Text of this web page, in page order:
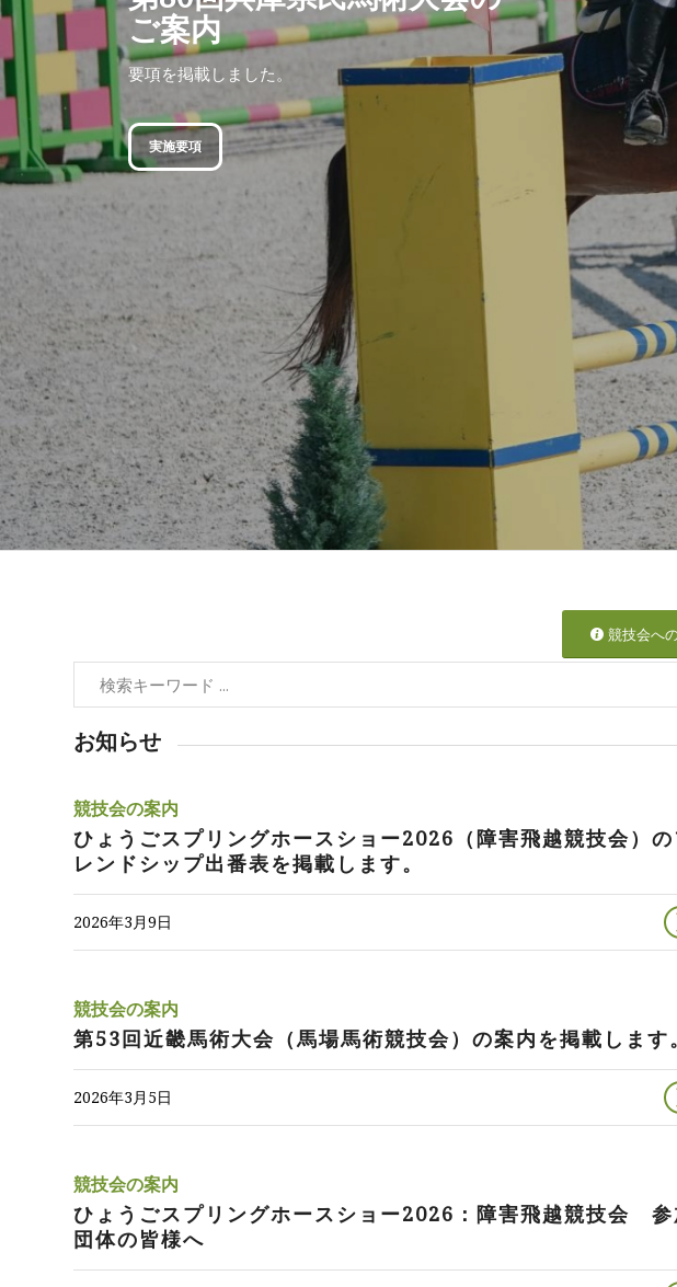
ご案内
要項を掲載しました。
実施要項
競技会へ
お知らせ
競技会の案内
ひょうごスプリングホースショー2026（障害飛越競技会）の
レンドシップ出番表を掲載します。
2026年3月9日
競技会の案内
第53回近畿馬術大会（馬場馬術競技会）の案内を掲載します
2026年3月5日
競技会の案内
ひょうごスプリングホースショー2026：障害飛越競技会 参
団体の皆様へ